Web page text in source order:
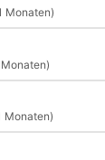
Monaten)
Monaten)